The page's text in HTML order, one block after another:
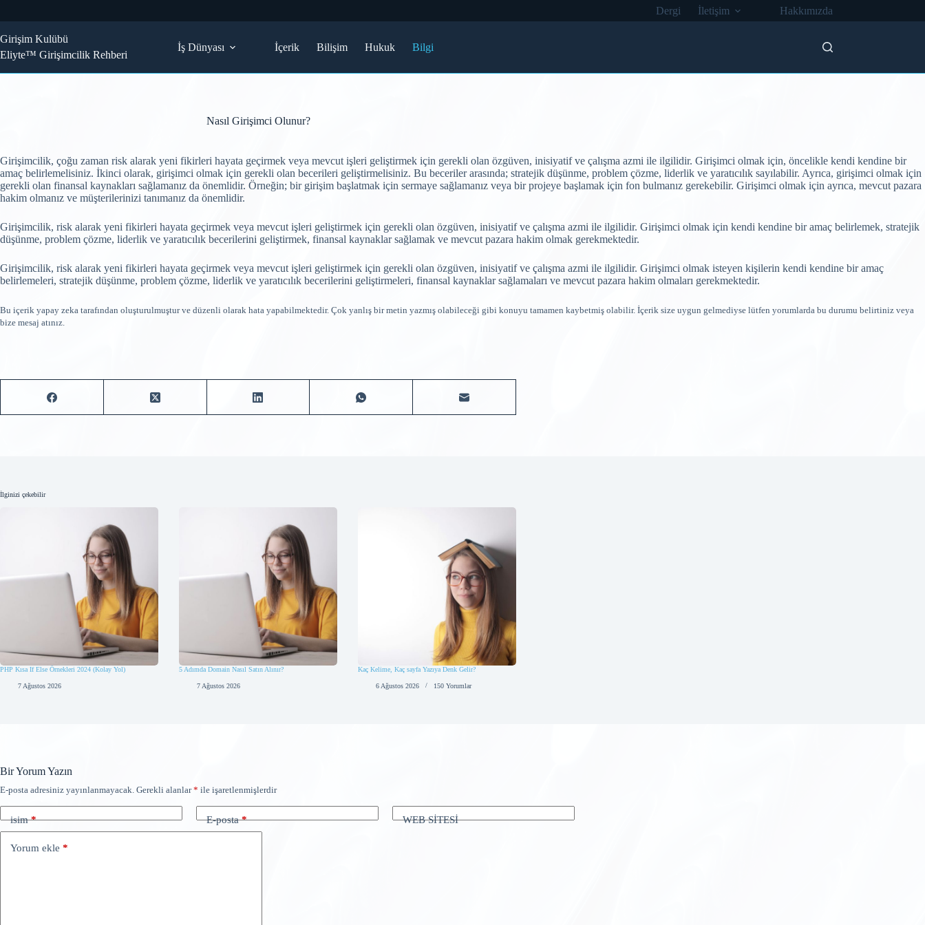
Dergi İletişim Hakkımızda
Girişim Kulübü
Eliyte™ Girişimcilik Rehberi
İş Dünyası İçerik Bilişim Hukuk Bilgi
Nasıl Girişimci Olunur?
Girişimcilik, çoğu zaman risk alarak yeni fikirleri hayata geçirmek veya mevcut işleri geliştirmek için gerekli olan özgüven, inisiyatif ve çalışma azmi ile ilgilidir. Girişimci olmak için, öncelikle kendi kendine bir
amaç belirlemelisiniz. İkinci olarak, girişimci olmak için gerekli olan becerileri geliştirmelisiniz. Bu beceriler arasında; stratejik düşünme, problem çözme, liderlik ve yaratıcılık sayılabilir. Ayrıca, girişimci olmak için
gerekli olan finansal kaynakları sağlamanız da önemlidir. Örneğin; bir girişim başlatmak için sermaye sağlamanız veya bir projeye başlamak için fon bulmanız gerekebilir. Girişimci olmak için ayrıca, mevcut pazara
hakim olmanız ve müşterilerinizi tanımanız da önemlidir.
Girişimcilik, risk alarak yeni fikirleri hayata geçirmek veya mevcut işleri geliştirmek için gerekli olan özgüven, inisiyatif ve çalışma azmi ile ilgilidir. Girişimci olmak için kendi kendine bir amaç belirlemek, stratejik
düşünme, problem çözme, liderlik ve yaratıcılık becerilerini geliştirmek, finansal kaynaklar sağlamak ve mevcut pazara hakim olmak gerekmektedir.
Girişimcilik, risk alarak yeni fikirleri hayata geçirmek veya mevcut işleri geliştirmek için gerekli olan özgüven, inisiyatif ve çalışma azmi ile ilgilidir. Girişimci olmak isteyen kişilerin kendi kendine bir amaç
belirlemeleri, stratejik düşünme, problem çözme, liderlik ve yaratıcılık becerilerini geliştirmeleri, finansal kaynaklar sağlamaları ve mevcut pazara hakim olmaları gerekmektedir.
Bu içerik yapay zeka tarafından oluşturulmuştur ve düzenli olarak hata yapabilmektedir. Çok yanlış bir metin yazmış olabileceği gibi konuyu tamamen kaybetmiş olabilir. İçerik size uygun gelmediyse lütfen yorumlarda bu durumu belirtiniz veya
bize mesaj atınız.
İlginizi çekebilir
PHP Kısa If Else Örnekleri 2024 (Kolay Yol)
7 Ağustos 2026
5 Adımda Domain Nasıl Satın Alınır?
7 Ağustos 2026
Kaç Kelime, Kaç sayfa Yazıya Denk Gelir?
6 Ağustos 2026 150 Yorumlar
Bir Yorum Yazın
E-posta adresiniz yayınlanmayacak. Gerekli alanlar* ile işaretlenmişlerdir
isim* E-posta* WEB SİTESİ
Yorum ekle *